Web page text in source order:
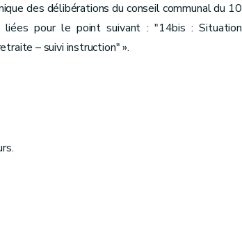
des délibérations du conseil communal du 10
pour le point suivant : "14bis : Situation
– suivi instruction" ».